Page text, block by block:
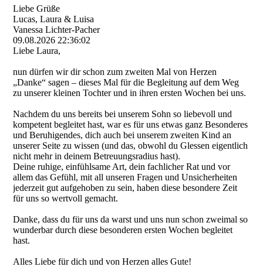
Liebe Grüße
Lucas, Laura & Luisa
Vanessa Lichter-Pacher
09.08.2026 22:36:02
Liebe Laura,
nun dürfen wir dir schon zum zweiten Mal von Herzen
„Danke“ sagen – dieses Mal für die Begleitung auf dem Weg
zu unserer kleinen Tochter und in ihren ersten Wochen bei uns.
Nachdem du uns bereits bei unserem Sohn so liebevoll und
kompetent begleitet hast, war es für uns etwas ganz Besonderes
und Beruhigendes, dich auch bei unserem zweiten Kind an
unserer Seite zu wissen (und das, obwohl du Glessen eigentlich
nicht mehr in deinem Betreuungsradius hast).
Deine ruhige, einfühlsame Art, dein fachlicher Rat und vor
allem das Gefühl, mit all unseren Fragen und Unsicherheiten
jederzeit gut aufgehoben zu sein, haben diese besondere Zeit
für uns so wertvoll gemacht.
Danke, dass du für uns da warst und uns nun schon zweimal so
wunderbar durch diese besonderen ersten Wochen begleitet
hast.
Alles Liebe für dich und von Herzen alles Gute!